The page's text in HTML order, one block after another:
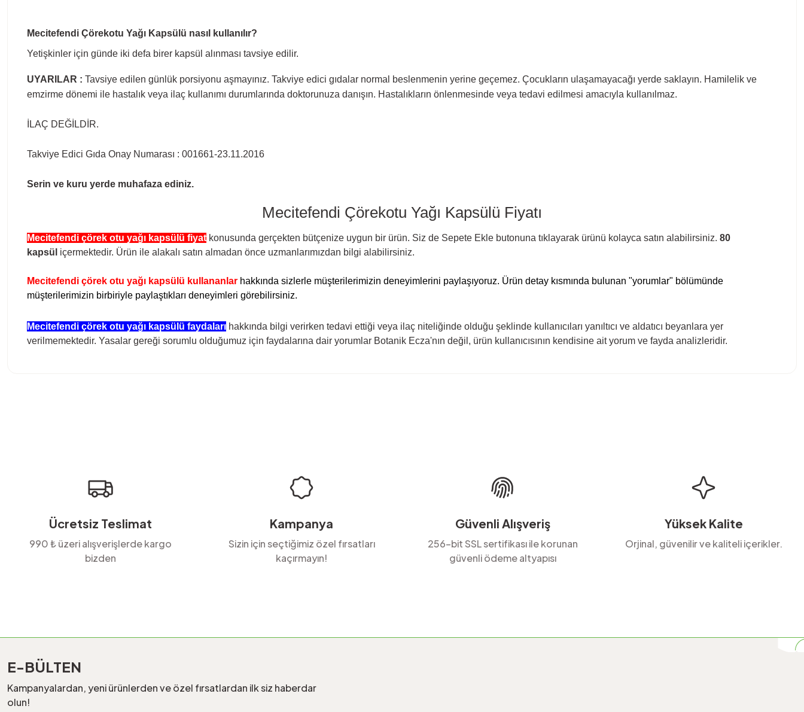
Mecitefendi Çörekotu Yağı Kapsülü nasıl kullanılır?
Yetişkinler için günde iki defa birer kapsül alınması tavsiye edilir.
UYARILAR : Tavsiye edilen günlük porsiyonu aşmayınız. Takviye edici gıdalar normal beslenmenin yerine geçemez. Çocukların ulaşamayacağı yerde saklayın. Hamilelik ve
emzirme dönemi ile hastalık veya ilaç kullanımı durumlarında doktorunuza danışın. Hastalıkların önlenmesinde veya tedavi edilmesi amacıyla kullanılmaz.
İLAÇ DEĞİLDİR.
Takviye Edici Gıda Onay Numarası : 001661-23.11.2016
Serin ve kuru yerde muhafaza ediniz.
Mecitefendi Çörekotu Yağı Kapsülü Fiyatı
Mecitefendi çörek otu yağı kapsülü fiyat konusunda gerçekten bütçenize uygun bir ürün. Siz de Sepete Ekle butonuna tıklayarak ürünü kolayca satın alabilirsiniz. 80
kapsül içermektedir. Ürün ile alakalı satın almadan önce uzmanlarımızdan bilgi alabilirsiniz.
Mecitefendi çörek otu yağı kapsülü kullananlar hakkında sizlerle müşterilerimizin deneyimlerini paylaşıyoruz. Ürün detay kısmında bulunan "yorumlar" bölümünde
müşterilerimizin birbiriyle paylaştıkları deneyimleri görebilirsiniz.
Mecitefendi çörek otu yağı kapsülü faydaları hakkında bilgi verirken tedavi ettiği veya ilaç niteliğinde olduğu şeklinde kullanıcıları yanıltıcı ve aldatıcı beyanlara yer
verilmemektedir. Yasalar gereği sorumlu olduğumuz için faydalarına dair yorumlar Botanik Ecza'nın değil, ürün kullanıcısının kendisine ait yorum ve fayda analizleridir.
Bu ürüne benzer farklı alternatifler olmalı.
Ücretsiz Teslimat
990 ₺ üzeri alışverişlerde kargo
bizden
Kampanya
Sizin için seçtiğimiz özel fırsatları
kaçırmayın!
Güvenli Alışveriş
256-bit SSL sertifikası ile korunan
güvenli ödeme altyapısı
Yüksek Kalite
Orjinal, güvenilir ve kaliteli içerikler.
E-BÜLTEN
Kampanyalardan, yeni ürünlerden ve özel fırsatlardan ilk siz haberdar
olun!